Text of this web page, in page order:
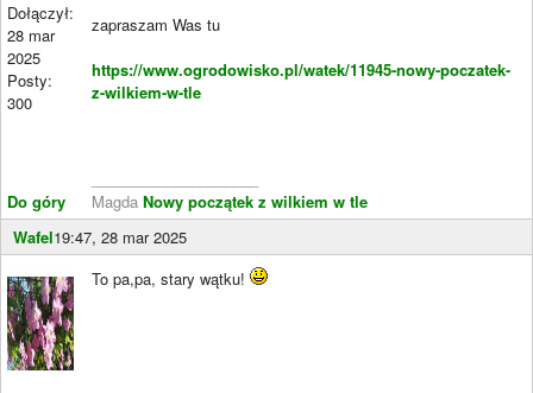
Dołączył:
28 mar
2025
Posty:
300
Do góry
zapraszam Was tu
https://www.ogrodowisko.pl/watek/11945-nowy-poczatek-
z-wilkiem-w-tle
Magda Nowy początek z wilkiem w tle
Wafel19:47, 28 mar 2025
To pa,pa, stary wątku!